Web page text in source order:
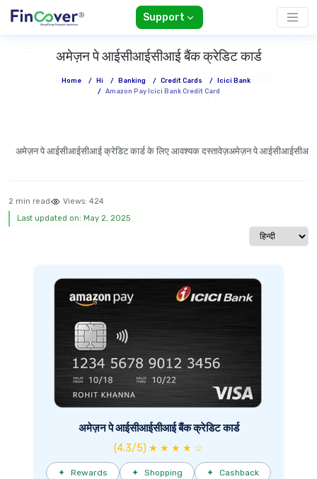
Support
अमेज़न पे आईसीआईसीआई बैंक क्रेडिट कार्ड
Home / Hi / Banking / Credit Cards /
Icici Bank
/ Amazon Pay Icici Bank Credit Card
अमेज़न पे आईसीआईसीआई क्रेडिट कार्ड के लिए आवश्यक दस्तावेज़अमेज़न पे आईसीआईसीआई
2 min read Views: 424
Last updated on: May 2, 2025
Select
अमेज़न पे आईसीआईसीआई बैंक क्रेडिट कार्ड
(4.3/5) ★ ★ ★ ★ ☆
✦ Rewards ✦ Shopping ✦ Cashback